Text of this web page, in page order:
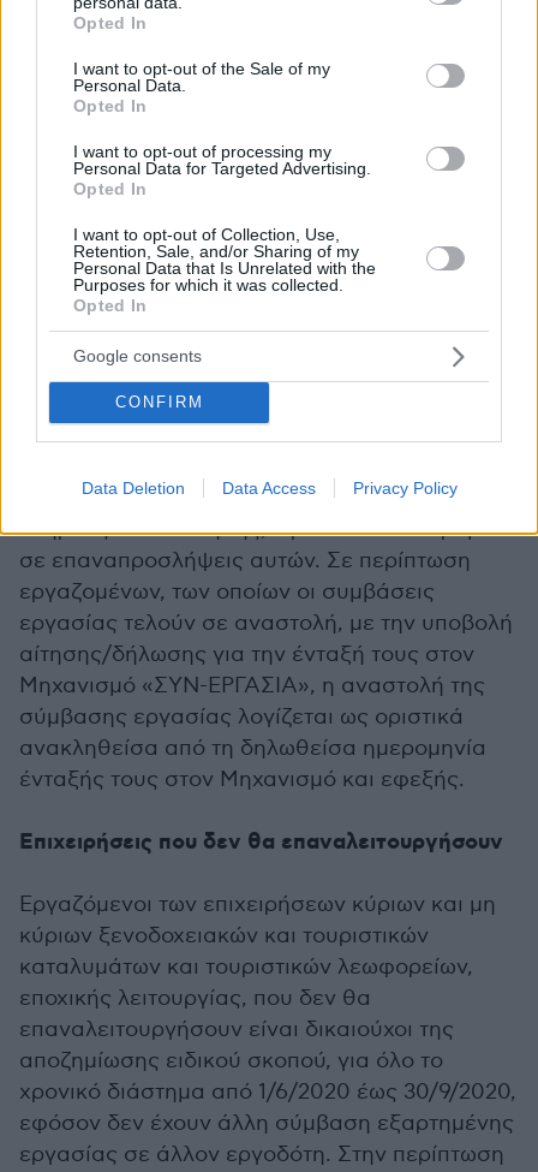
grant or deny consent to Google and its third-party tags to
use your data for below specified purposes in below Google
consent section.
Opted In
I want to opt-out of the Sale of my
Personal Data.
Opted In
I want to opt-out of processing my
Personal Data for Targeted Advertising.
Opted In
I want to opt-out of Collection, Use,
Retention, Sale, and/or Sharing of my
Personal Data that Is Unrelated with the
Purposes for which it was collected.
Opted In
Google consents
CONFIRM
Data Deletion Data Access Privacy Policy
ΚΑΤΕΠΕΙΓΟΥΣΕΣ, ΜΗ ΑΝΑΒΑΛΛΟΜΕΝΕΣ ΚΑΙ
ΑΝΕΛΑΣΤΙΚΕΣ ΑΝΑΓΚΕΣ» , σε κάθε
περίπτωση πριν από την έναρξη
πραγματοποίησης της παρεχόμενης έκτακτης
εργασίας. Το χρονικό διάστημα της
προσωρινής ανάκλησης της αναστολής των
εργασίας που αμείβεται εξ ολοκλήρου από
τους εργοδότες-επιχειρήσεις. Στην περίπτωση
αυτή η αναστολή των συμβάσεων εργασίας
των εργαζομένων δεν μπορεί να παραταθεί
πέραν της 30ης Σεπτεμβρίου 2020.
κάνουν χρήση τουΜηχανισμού «ΣΥΝ-
μηχανισμό εργαζόμενους με συμβάσεις
πλήρους απασχόλησης, εφόσον έχουν προβεί
σε επαναπροσλήψεις αυτών. Σε περίπτωση
εργαζομένων, των οποίων οι συμβάσεις
εργασίας τελούν σε αναστολή, με την υποβολή
αίτησης/δήλωσης για την ένταξή τους στον
Μηχανισμό «ΣΥΝ-ΕΡΓΑΣΙΑ», η αναστολή της
σύμβασης εργασίας λογίζεται ως οριστικά
ανακληθείσα από τη δηλωθείσα ημερομηνία
ένταξής τους στον Μηχανισμό και εφεξής.
Επιχειρήσεις που δεν θα επαναλειτουργήσουν
Εργαζόμενοι των επιχειρήσεων κύριων και μη
κύριων ξενοδοχειακών και τουριστικών
καταλυμάτων και τουριστικών λεωφορείων,
εποχικής λειτουργίας, που δεν θα
επαναλειτουργήσουν είναι δικαιούχοι της
αποζημίωσης ειδικού σκοπού, για όλο το
χρονικό διάστημα από 1/6/2020 έως 30/9/2020,
εφόσον δεν έχουν άλλη σύμβαση εξαρτημένης
εργασίας σε άλλον εργοδότη. Στην περίπτωση